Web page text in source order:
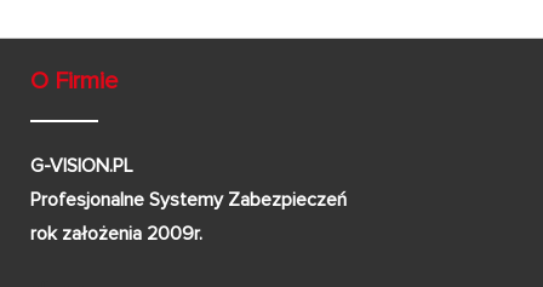
O Firmie
G-VISION.PL
Profesjonalne Systemy Zabezpieczeń
rok założenia 2009r.